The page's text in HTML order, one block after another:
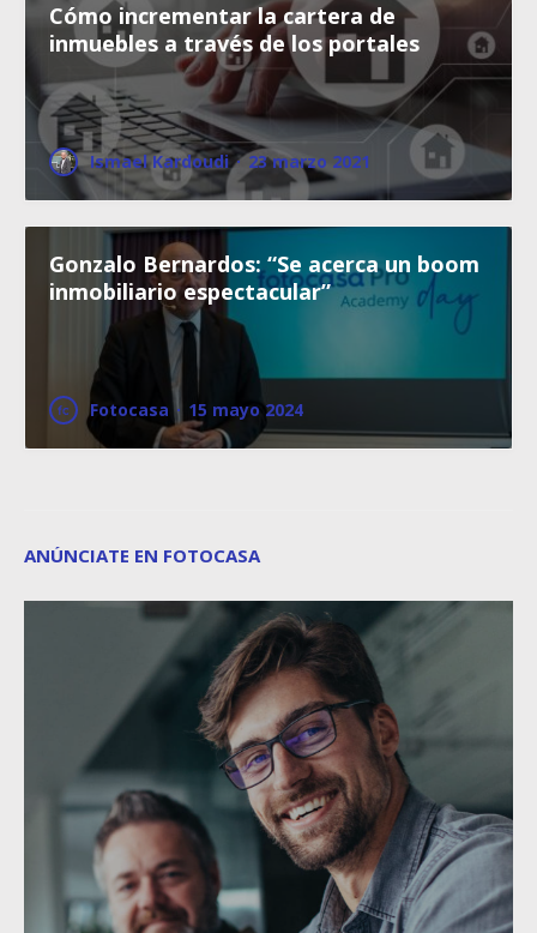
Cómo incrementar la cartera de
inmuebles a través de los portales
Ismael Kardoudi · 23 marzo 2021
Gonzalo Bernardos: “Se acerca un boom
inmobiliario espectacular”
Fotocasa · 15 mayo 2024
ANÚNCIATE EN FOTOCASA